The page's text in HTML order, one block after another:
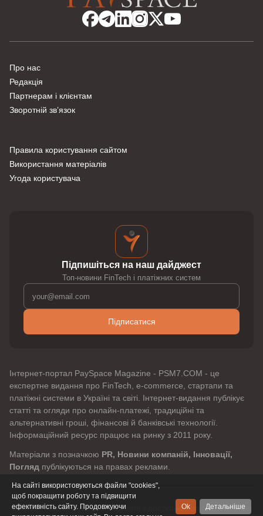
Про нас
Редакція
Партнерам і клієнтам
Зворотній зв’язок
Правила користування сайтом
Використання матеріалів
Угода користувача
Підпишіться на наш дайджест
Топ-новини FinTech і платіжних систем
Підписатися
Інтернет-портал PaySpace Magazine - PSM7.COM - це
експертне видання про FinTech, e-commerce, стартапи та
платіжні системи в Україні та світі. Інтернет-видання публікує
статті та огляди про онлайн-платежі, традиційні та
альтернативні гроші, фінансові й банківські технології.
Інформаційний ресурс працює на ринку з 2011 року.
Матеріали з позначкою PR, Новини компаній, Інновації,
Погляд публікуються на правах реклами.
© 2011 - 2026 PaySpaceMagazine «доступно про платежі». Всі
На сайті використовуються файли "cookies",
щоб покращити роботу та підвищити
ефективність сайту. Продовжуючи
Ok Детальніше